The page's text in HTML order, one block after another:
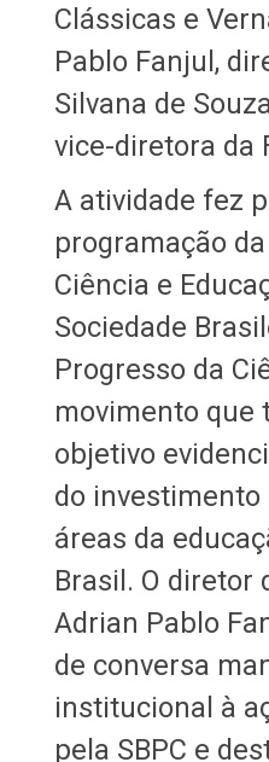
Clássicas e
Pablo Fanjul,
Silvana de
vice-diretora da
A atividade fez
programação
Ciência e
Sociedade
Progresso da
movimento que
objetivo
do
áreas da
Brasil. O diretor
Adrian Pablo
de conversa
institucional à
pela SBPC e